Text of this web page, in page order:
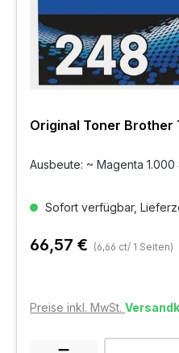
Original Toner Brother
Ausbeute: ~ Magenta 1.000
Sofort verfügbar,
66,57 € (6,66 ct/ 1 Seiten)
Preise inkl. MwSt.